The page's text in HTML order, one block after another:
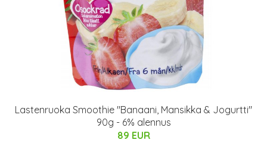
Lastenruoka Smoothie "Banaani, Mansikka & Jogurtti"
90g - 6% alennus
89 EUR